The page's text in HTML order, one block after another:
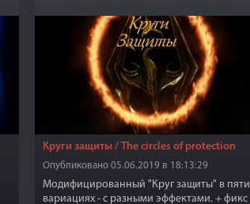
Круги защиты / The circles of protection
Опубликовано 05.06.2019 в 18:13:29
Модифицированный "Круг защиты" в пяти
вариациях - с разными эффектами. + фикс